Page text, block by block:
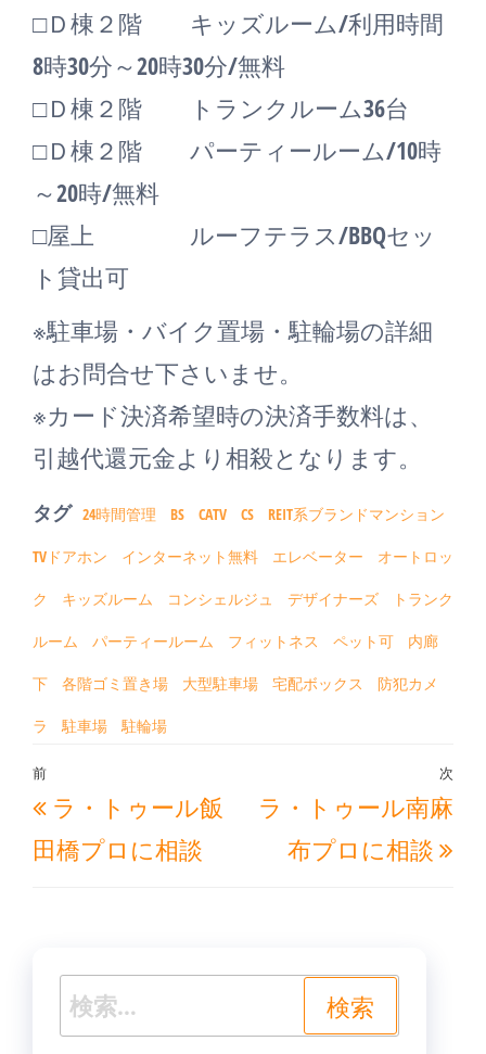
□Ｄ棟２階 キッズルーム/利用時間
8時30分～20時30分/無料
□Ｄ棟２階 トランクルーム36台
□Ｄ棟２階 パーティールーム/10時
～20時/無料
□屋上 ルーフテラス/BBQセッ
ト貸出可
※駐車場・バイク置場・駐輪場の詳細
はお問合せ下さいませ。
※カード決済希望時の決済手数料は、
引越代還元金より相殺となります。
タグ 24時間管理 BS CATV CS REIT系ブランドマンション
TVドアホン インターネット無料 エレベーター オートロッ
ク キッズルーム コンシェルジュ デザイナーズ トランク
ルーム パーティールーム フィットネス ペット可 内廊
下 各階ゴミ置き場 大型駐車場 宅配ボックス 防犯カメ
ラ 駐車場 駐輪場
投
稿
ナ
ョ
過
去
の
前
ラ・トゥール飯
田橋プロに相談
次
次
ラ・トゥール南麻
布プロに相談
検
索: